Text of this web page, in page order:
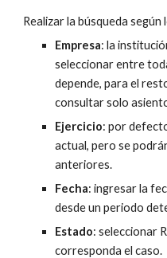
Realizar la búsqueda
Empresa: la
seleccionar entre
depende, para el
consultar solo
Ejercicio: por
actual, pero se
anteriores.
Fecha: ingresar la
desde un periodo
Estado: seleccionar
corresponda el caso.